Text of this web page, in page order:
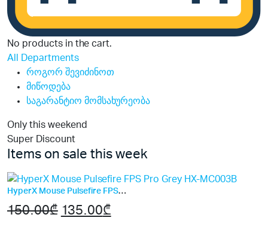
No products in the cart.
All Departments
როგორ შევიძინოთ
მიწოდება
საგარანტიო მომსახურეობა
Only this weekend
Super Discount
Items on sale this week
HyperX Mouse Pulsefire FPS Pro Grey HX-MC003B
150.00₾ Original
135.00₾